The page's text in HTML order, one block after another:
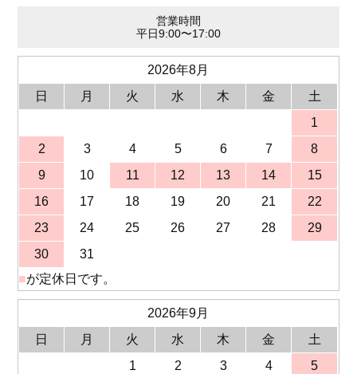
営業時間
平日9:00〜17:00
2026年8月
日
月 火 水 木 金
土
1
2
3 4 5 6 7
8
9
10 11 12 13 14
15
16
17 18 19 20 21
22
23
24 25 26 27 28
29
30
31
■が定休日です。
2026年9月
日
月 火 水 木 金
土
1
2 3 4
5